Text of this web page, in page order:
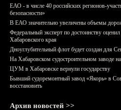
ЕАО - в числе 40 российских регионов-
безопасности»
В ЕАО значительно увеличены объемы
Федеральный эксперт по достоинству
Хабаровского края
Дноуглубительный флот будет создан для
На Хабаровском судостроительном заводе
ЦУМ в Хабаровске вернули государству
Бывший судоремонтный завод «Якорь» в
восстановить
Архив новостей >>